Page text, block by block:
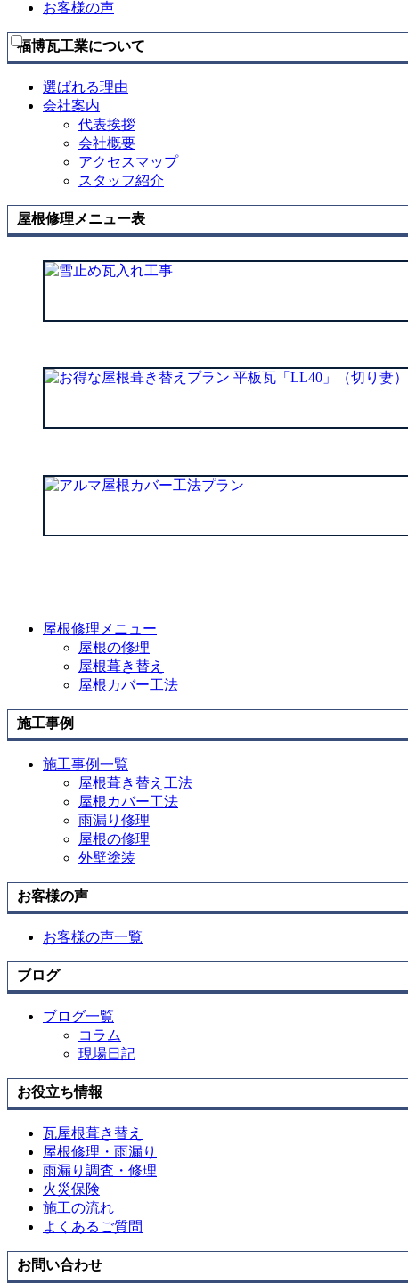
を
開
お客様の声
福博瓦工業について
選ばれる理由
会社案内
代表挨拶
会社概要
アクセスマップ
スタッフ紹介
屋根修理メニュー表
屋根修理メニュー
屋根の修理
屋根葺き替え
屋根カバー工法
施工事例
施工事例一覧
屋根葺き替え工法
屋根カバー工法
雨漏り修理
屋根の修理
外壁塗装
お客様の声
お客様の声一覧
ブログ
ブログ一覧
コラム
現場日記
お役立ち情報
瓦屋根葺き替え
屋根修理・雨漏り
雨漏り調査・修理
火災保険
施工の流れ
よくあるご質問
お問い合わせ